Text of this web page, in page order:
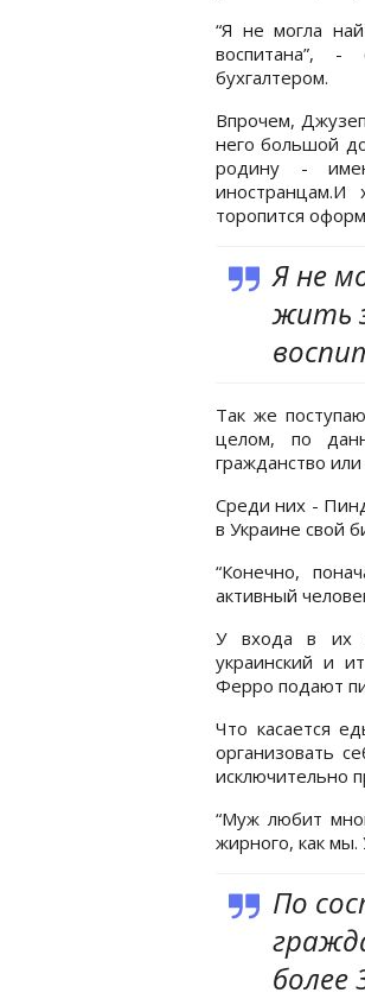
“Я не могла
воспитана”, -
бухгалтером.
Впрочем,
него большой
родину -
торопится
Я не
жить
Так же
целом, по
гражданство
Среди них -
в Украине свой
“Конечно,
активный
У входа в их
украинский и
Ферро подают
Что касается
организовать
исключительно
“Муж любит
жирного, как мы.
По
более